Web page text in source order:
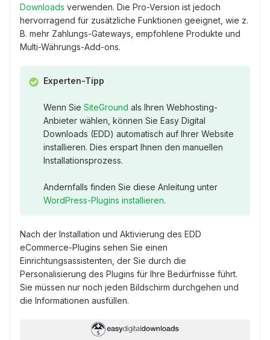
Downloads verwenden. Die Pro-Version ist jedoch
hervorragend für zusätzliche Funktionen geeignet, wie z.
B. mehr Zahlungs-Gateways, empfohlene Produkte und
Multi-Währungs-Add-ons.
Experten-Tipp
Wenn Sie SiteGround als Ihren Webhosting-
Anbieter wählen, können Sie Easy Digital
Downloads (EDD) automatisch auf Ihrer Website
installieren. Dies erspart Ihnen den manuellen
Installationsprozess.
Andernfalls finden Sie diese Anleitung unter
WordPress-Plugins installieren.
Nach der Installation und Aktivierung des EDD
eCommerce-Plugins sehen Sie einen
Einrichtungsassistenten, der Sie durch die
Personalisierung des Plugins für Ihre Bedürfnisse führt.
Sie müssen nur noch jeden Bildschirm durchgehen und
die Informationen ausfüllen.